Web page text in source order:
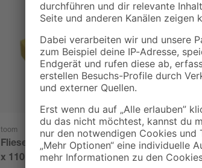
toom
Fliesenschwamm 165
x 110 x 65 mm
Bestseller
Knauf
Flexkleber 22 kg